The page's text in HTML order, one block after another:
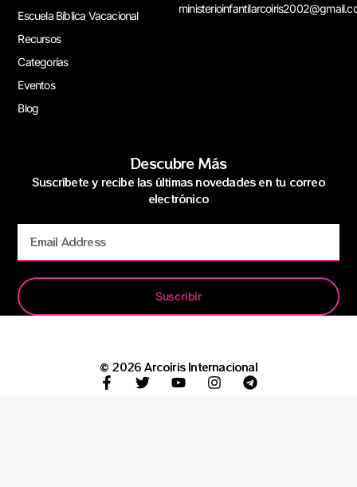
Escuela Bíblica Vacacional
Recursos
Categorías
Eventos
Blog
Descubre Más
Suscríbete y recibe las últimas novedades en tu correo
electrónico
Suscribir
© 2026 Arcoíris Internacional